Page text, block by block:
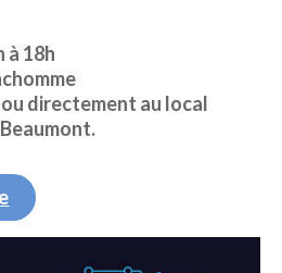
à 18h
directement au local